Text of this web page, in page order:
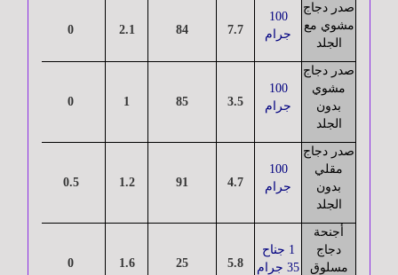
الأطفال
صدر دجاج
مشوي مع
الجلد
100
جرام
7.7
84
2.1
0
صدر دجاج
مشوي
بدون
الجلد
100
جرام
3.5
85
1
0
صدر دجاج
مقلي
بدون
الجلد
100
جرام
4.7
91
1.2
0.5
أجنحة
دجاج
مسلوق
1 جناح
35 جرام
5.8
25
1.6
0